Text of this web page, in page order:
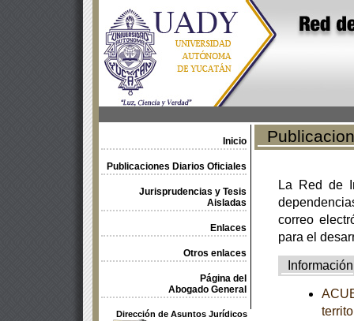
Inicio
Publicaciones Diarios Oficiales
Jurisprudencias y Tesis
Aisladas
Enlaces
Otros enlaces
Página del
Abogado General
Dirección de Asuntos Jurídicos
La Red de
correo
para el
Información